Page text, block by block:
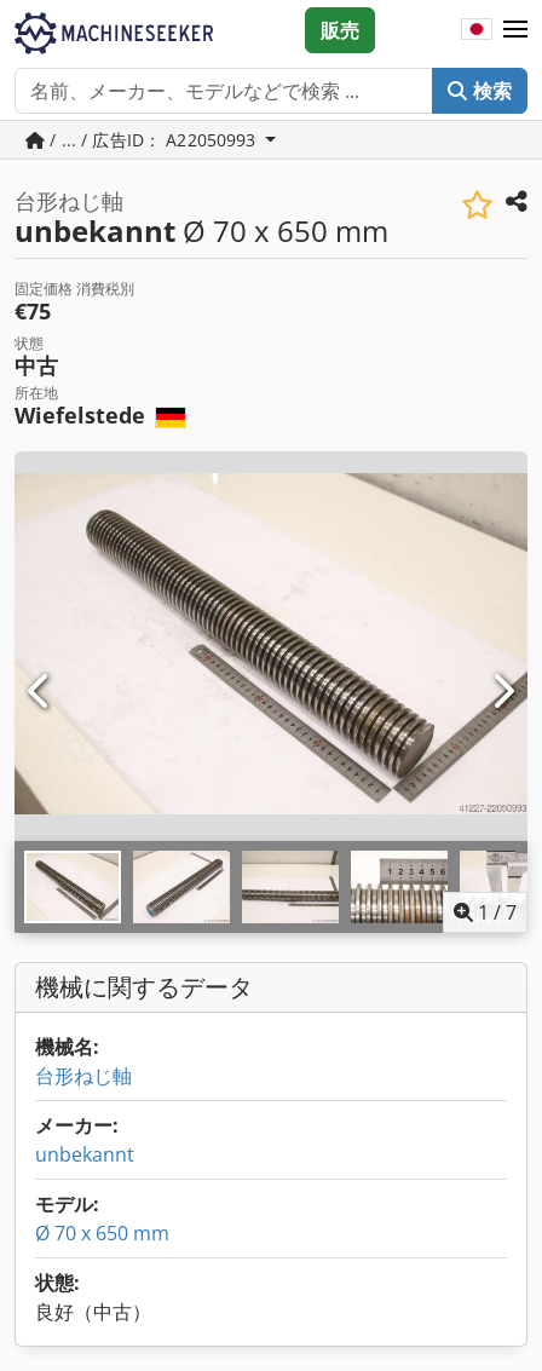
検索
販売
/ ... / 広告ID： A22050993
台形ねじ軸
unbekannt Ø 70 x 650 mm
固定価格 消費税別
€75
状態
中古
所在地
Wiefelstede
1 /7
機械に関するデータ
機械名:
台形ねじ軸
メーカー:
unbekannt
モデル:
Ø 70 x 650 mm
状態:
良好（中古）